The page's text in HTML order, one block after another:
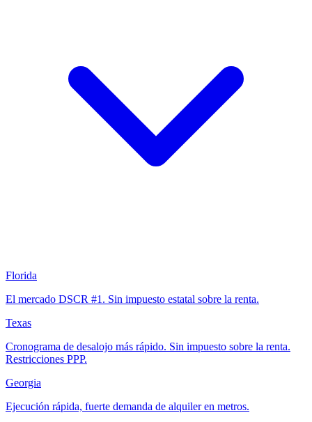
Florida
El mercado DSCR #1. Sin impuesto estatal sobre la renta.
Texas
Cronograma de desalojo más rápido. Sin impuesto sobre la renta.
Restricciones PPP.
Georgia
Ejecución rápida, fuerte demanda de alquiler en metros.